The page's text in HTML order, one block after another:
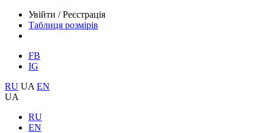
Увійти /Реєстрація
Таблиця розмірів
FB
IG
RU UA EN
UA
RU
EN